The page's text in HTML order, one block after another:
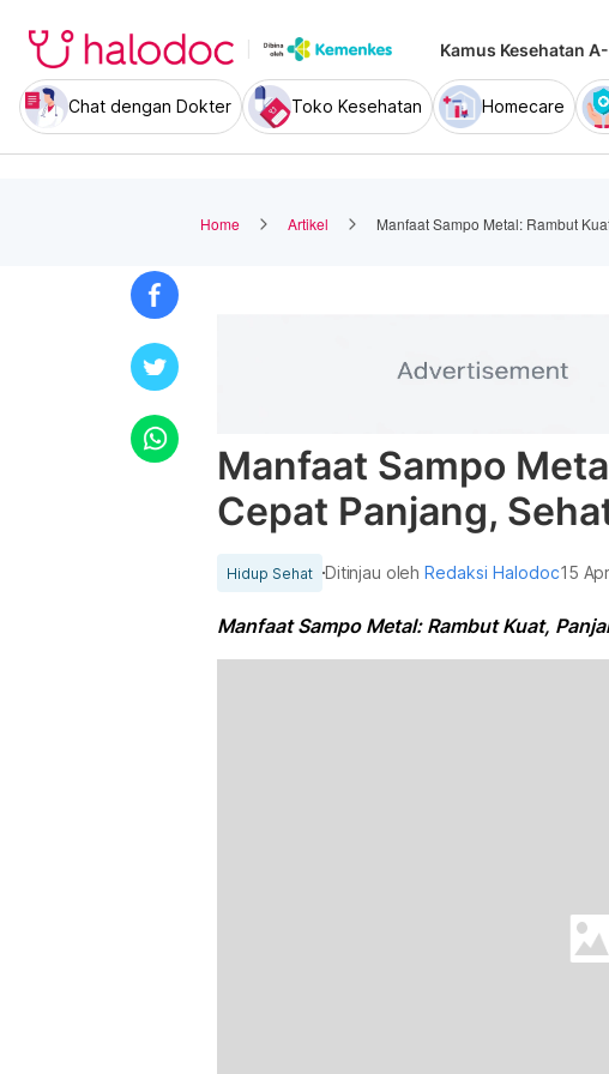
Kamus Kesehatan
Chat dengan Dokter Toko Kesehatan Homecare
Home Artikel Manfaat Sampo Metal: Rambut
Manfaat Sampo
Cepat Panjang,
Hidup Sehat Ditinjau olehRedaksi Halodoc15
Manfaat Sampo Metal: Rambut Kuat,